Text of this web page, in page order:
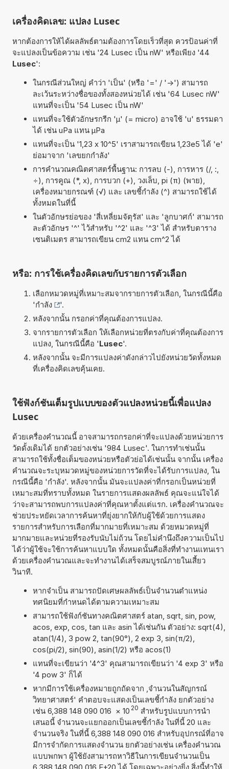
เครื่องคิดเลข: แปลง Lusec
หากต้องการให้ได้ผลลัพธ์ตามต้องการโดยเร็วที่สุด ควรป้อนค่าที่
จะแปลงเป็นข้อความ เช่น '24 Lusec เป็น nW' หรือเพียง '44
Lusec':
ในกรณีส่วนใหญ่ คำว่า 'เป็น' (หรือ '=' / '->') สามารถ
ละเว้นระหว่างชื่อของทั้งสองหน่วยได้ เช่น '64 Lusec nW'
แทนที่จะเป็น '54 Lusec เป็น nW'
แทนที่จะใช้ตัวอักษรกรีก 'µ' (= micro) อาจใช้ 'u' ธรรมดา
ได้ เช่น uPa แทน µPa
แทนที่จะเป็น '1,23 x 10^5' เราสามารถเขียน 1,23e5 ได้ 'e'
ย่อมาจาก 'เลขยกกำลัง'
การคำนวณคณิตศาสตร์พื้นฐาน: การลบ (-), การหาร (/, :,
÷), การคูณ (*, x), การบวก (+), วงเล็บ, pi (π) (พาย),
เครื่องหมายกรณฑ์ (√) และ เลขชี้กำลัง (^) สามารถใช้ได้
ทั้งหมดในที่นี้
ในตัวอักษรย่อของ 'สี่เหลี่ยมจัตุรัส' และ 'ลูกบาศก์' สามารถ
ละตัวอักษร '^' ไว้สำหรับ '^2' และ '^3' ได้ สำหรับตาราง
เซนติเมตร สามารถเขียน cm2 แทน cm^2 ได้
หรือ: การใช้เครื่องคิดเลขกับรายการตัวเลือก
เลือกหมวดหมู่ที่เหมาะสมจากรายการตัวเลือก, ในกรณีนี้คือ
'กำลัง
'.
หลังจากนั้น กรอกค่าที่คุณต้องการแปลง.
จากรายการตัวเลือก ให้เลือกหน่วยที่ตรงกับค่าที่คุณต้องการ
แปลง, ในกรณีนี้คือ 'Lusec'.
หลังจากนั้น จะมีการแปลงค่าดังกล่าวไปยังหน่วยวัดทั้งหมด
ที่เครื่องคิดเลขคุ้นเคย.
ใช้ฟังก์ชันเต็มรูปแบบของตัวแปลงหน่วยนี้เพื่อแปลง
Lusec
ด้วยเครื่องคำนวณนี้ อาจสามารถกรอกค่าที่จะแปลงด้วยหน่วยการ
วัดดั้งเดิมได้ ยกตัวอย่างเช่น '984 Lusec'. ในการทำเช่นนั้น
สามารถใช้ทั้งชื่อเต็มของหน่วยหรือตัวย่อได้เช่นนั้น จากนั้น เครื่อง
คำนวณจะระบุหมวดหมู่ของหน่วยการวัดที่จะได้รับการแปลง, ใน
กรณีนี้คือ 'กำลัง'. หลังจากนั้น มันจะแปลงค่าที่กรอกเป็นหน่วยที่
เหมาะสมที่ทราบทั้งหมด ในรายการแสดงผลลัพธ์ คุณจะแน่ใจได้
ว่าจะสามารถพบการแปลงค่าที่คุณหาตั้งแต่แรก. เครื่องคำนวณจะ
ช่วยประหยัดเวลาการค้นหาที่ยุ่งยากให้กับผู้ใช้ด้วยการแสดง
รายการสำหรับการเลือกที่มากมายที่เหมาะสม ด้วยหมวดหมู่ที่
มากมายและหน่วยที่รองรับนับไม่ถ้วน โดยไม่คำนึงถึงความเป็นไป
ได้ว่าผู้ใช้จะใช้การค้นหาแบบใด ทั้งหมดนั้นคือสิ่งที่ทำงานแทนเรา
ด้วยเครื่องคำนวณและจะทำงานได้เสร็จสมบูรณ์ภายในเสี้ยว
วินาที.
หากจำเป็น สามารถปัดเศษผลลัพธ์เป็นจำนวนตำแหน่ง
ทศนิยมที่กำหนดได้ตามความเหมาะสม
สามารถใช้ฟังก์ชันทางคณิตศาสตร์ atan, sqrt, sin, pow,
acos, exp, cos, tan และ asin ได้เช่นกัน ตัวอย่าง: sqrt(4),
atan(1/4), 3 pow 2, tan(90°), 2 exp 3, sin(π/2),
cos(pi/2), sin(90), asin(1/2) หรือ acos(1)
แทนที่จะเขียนว่า '4^3' คุณสามารถเขียนว่า '4 exp 3' หรือ
'4 pow 3' ก็ได้
หากมีการใช้เครื่องหมายถูกถัดจาก ,จำนวนในสัญกรณ์
วิทยาศาสตร์' คำตอบจะแสดงเป็นเลขชี้กำลัง ยกตัวอย่าง
เช่น 6,388 148 090 016 × 10 20 สำหรับรูปแบบการนำ
เสนอนี้ จำนวนจะแยกออกเป็นเลขชี้กำลัง ในที่นี้ 20 และ
จำนวนจริง ในที่นี้ 6,388 148 090 016 สำหรับอุปกรณ์ที่อาจ
มีการจำกัดการแสดงจำนวน ยกตัวอย่างเช่น เครื่องคำนวณ
แบบพกพา ผู้ใช้ยังสามารถหาวิธีในการเขียนจำนวนเป็น
6,388 148 090 016 E+20 ได้ โดยเฉพาะอย่างยิ่ง สิ่งนี้ทำให้